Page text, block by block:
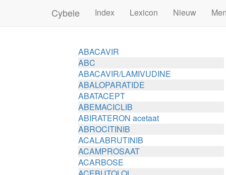
Cybele Index Lexicon Nieuw
ABACAVIR
ABC
ABACAVIR/LAMIVUDINE
ABALOPARATIDE
ABATACEPT
ABEMACICLIB
ABIRATERON acetaat
ABROCITINIB
ACALABRUTINIB
ACAMPROSAAT
ACARBOSE